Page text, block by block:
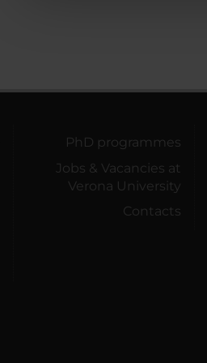
PhD programmes
Jobs & Vacancies at
Verona University
Contacts